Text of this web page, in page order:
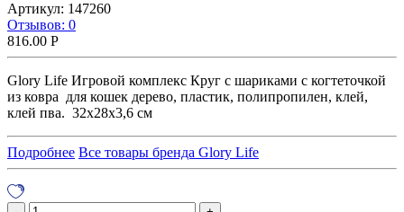
Артикул: 147260
Отзывов: 0
816.00 Р
Glory Life Игровой комплекс Круг с шариками c когтеточкой
из ковра для кошек дерево, пластик, полипропилен, клей,
клей пва. 32х28х3,6 см
Подробнее Все товары бренда Glory Life